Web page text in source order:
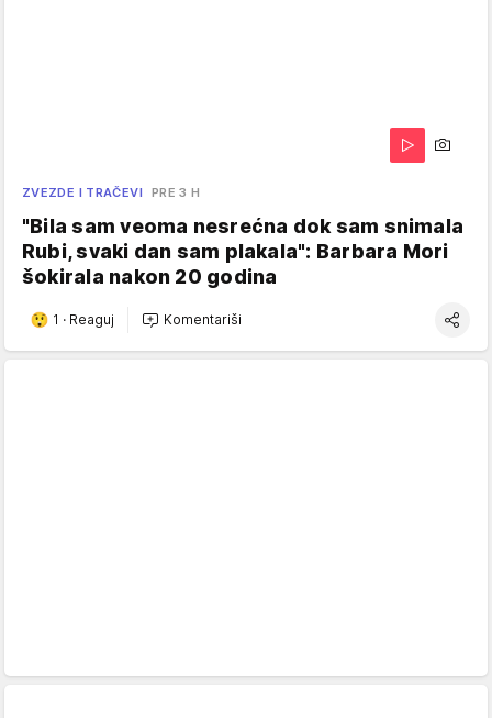
ZVEZDE I TRAČEVI PRE 3 H
"Bila sam veoma nesrećna dok sam snimala
Rubi, svaki dan sam plakala": Barbara Mori
šokirala nakon 20 godina
1 · Reaguj Komentariši